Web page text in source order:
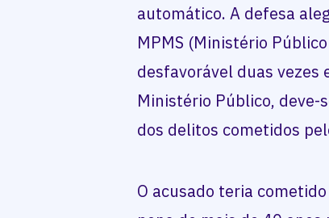
automático. A defesa
MPMS (Ministério
desfavorável duas vezes
Ministério Público, deve-
dos delitos cometidos
O acusado teria